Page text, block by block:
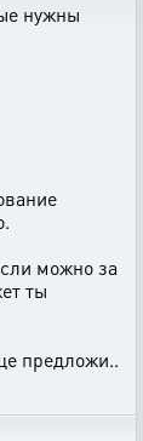
нужны
можно за
ты
предложи..